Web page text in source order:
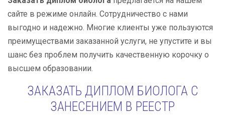
сайте в режиме онлайн. Сотрудничество с нами
выгодно и надежно. Многие клиенты уже пользуются
преимуществами заказанной услуги, не упустите и вы
шанс без проблем получить качественную корочку о
высшем образовании.
ЗАКАЗАТЬ ДИПЛОМ БИОЛОГА С
ЗАНЕСЕНИЕМ В РЕЕСТР